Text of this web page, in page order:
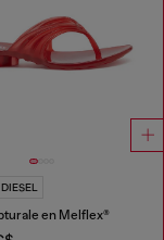
en Melflex®